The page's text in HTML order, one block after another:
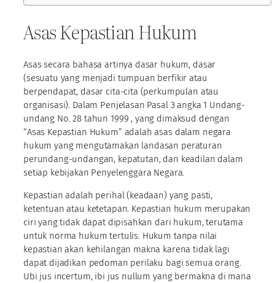
Asas Kepastian Hukum
Asas secara bahasa artinya dasar hukum, dasar
(sesuatu yang menjadi tumpuan berfikir atau
berpendapat, dasar cita-cita (perkumpulan atau
organisasi). Dalam Penjelasan Pasal 3 angka 1 Undang-
undang No. 28 tahun 1999 , yang dimaksud dengan
“Asas Kepastian Hukum” adalah asas dalam negara
hukum yang mengutamakan landasan peraturan
perundang-undangan, kepatutan, dan keadilan dalam
setiap kebijakan Penyelenggara Negara.
Kepastian adalah perihal (keadaan) yang pasti,
ketentuan atau ketetapan. Kepastian hukum merupakan
ciri yang tidak dapat dipisahkan dari hukum, terutama
untuk norma hukum tertulis. Hukum tanpa nilai
kepastian akan kehilangan makna karena tidak lagi
dapat dijadikan pedoman perilaku bagi semua orang.
Ubi jus incertum, ibi jus nullum yang bermakna di mana